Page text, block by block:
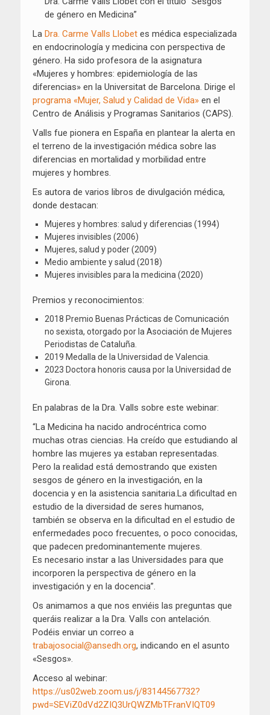
La Dra. Carme Valls Llobet es médica especializada
en endocrinología y medicina con perspectiva de
género. Ha sido profesora de la asignatura
«Mujeres y hombres: epidemiología de las
diferencias» en la Universitat de Barcelona. Dirige el
programa «Mujer, Salud y Calidad de Vida» en el
Centro de Análisis y Programas Sanitarios (CAPS).
Valls fue pionera en España en plantear la alerta en
el terreno de la investigación médica sobre las
diferencias en mortalidad y morbilidad entre
mujeres y hombres.
Es autora de varios libros de divulgación médica,
donde destacan:
Mujeres y hombres: salud y diferencias (1994)
Mujeres invisibles (2006)
Mujeres, salud y poder (2009)
Medio ambiente y salud (2018)
Mujeres invisibles para la medicina (2020)
Premios y reconocimientos:
2018 Premio Buenas Prácticas de Comunicación
no sexista, otorgado por la Asociación de Mujeres
Periodistas de Cataluña.
2019 Medalla de la Universidad de Valencia.
2023 Doctora honoris causa por la Universidad de
Girona.
En palabras de la Dra. Valls sobre este webinar:
“La Medicina ha nacido androcéntrica como
muchas otras ciencias. Ha creído que estudiando al
hombre las mujeres ya estaban representadas.
Pero la realidad está demostrando que existen
sesgos de género en la investigación, en la
docencia y en la asistencia sanitaria.La dificultad en
estudio de la diversidad de seres humanos,
también se observa en la dificultad en el estudio de
enfermedades poco frecuentes, o poco conocidas,
que padecen predominantemente mujeres.
Es necesario instar a las Universidades para que
incorporen la perspectiva de género en la
investigación y en la docencia”.
Os animamos a que nos enviéis las preguntas que
queráis realizar a la Dra. Valls con antelación.
Podéis enviar un correo a
trabajosocial@ansedh.org, indicando en el asunto
«Sesgos».
Acceso al webinar:
https://us02web.zoom.us/j/83144567732?
pwd=SEViZ0dVd2ZIQ3UrQWZMbTFranVIQT09